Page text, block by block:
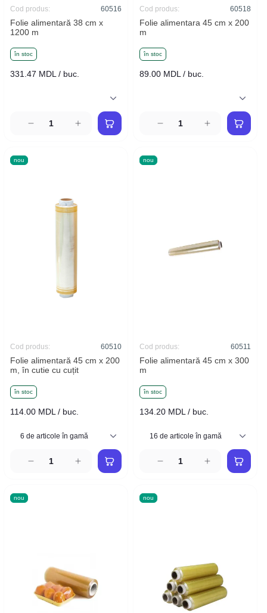
în stoc
Folie alimentară 38 cm x
1200 m
Cod produs: 60516
331.47 MDL / buc.
în stoc
Folie alimentara 45 cm x 200
m
Cod produs: 60518
89.00 MDL / buc.
nou
în stoc
Folie alimentară 45 cm x 200
m, în cutie cu cuțit
Cod produs: 60510
114.00 MDL / buc.
nou
în stoc
Folie alimentară 45 cm x 300
m
Cod produs: 60511
134.20 MDL / buc.
nou nou